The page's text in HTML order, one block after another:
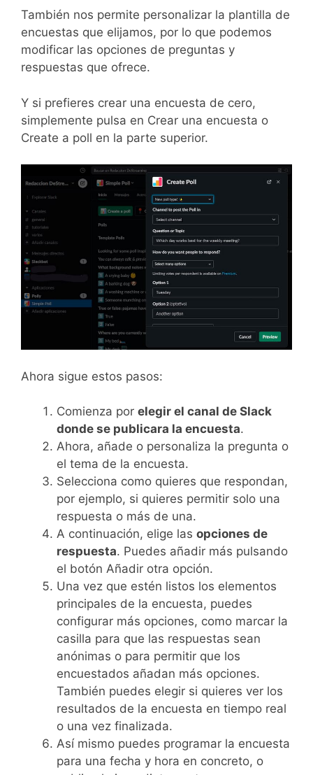
También nos permite personalizar la plantilla de
encuestas que elijamos, por lo que podemos
modificar las opciones de preguntas y
respuestas que ofrece.
Y si prefieres crear una encuesta de cero,
simplemente pulsa en Crear una encuesta o
Create a poll en la parte superior.
Ahora sigue estos pasos:
Comienza por elegir el canal de Slack
donde se publicara la encuesta.
Ahora, añade o personaliza la pregunta o
el tema de la encuesta.
Selecciona como quieres que respondan,
por ejemplo, si quieres permitir solo una
respuesta o más de una.
A continuación, elige las opciones de
respuesta. Puedes añadir más pulsando
el botón Añadir otra opción.
Una vez que estén listos los elementos
principales de la encuesta, puedes
configurar más opciones, como marcar la
casilla para que las respuestas sean
anónimas o para permitir que los
encuestados añadan más opciones.
También puedes elegir si quieres ver los
resultados de la encuesta en tiempo real
o una vez finalizada.
Así mismo puedes programar la encuesta
para una fecha y hora en concreto, o